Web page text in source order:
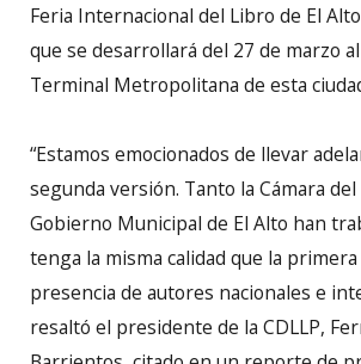
Feria Internacional del Libro de El Alto
que se desarrollará del 27 de marzo
Terminal Metropolitana de esta
“Estamos emocionados de llevar
segunda versión. Tanto la Cámara
Gobierno Municipal de El Alto han
tenga la misma calidad que la
presencia de autores nacionales e
resaltó el presidente de la CDLLP,